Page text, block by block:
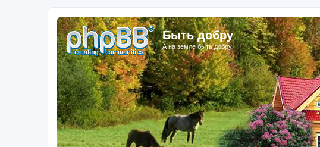
Быть добру
А на земле быть добру!